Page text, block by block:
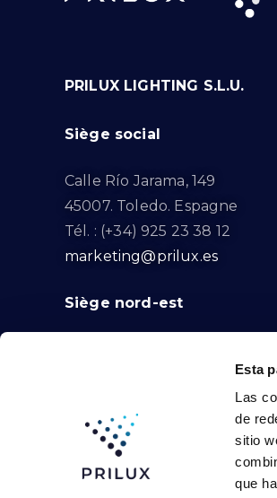
Esta
Las
de
sitio
que
PRILUX LIGHTING S.L.U.
Siège social
Calle Río Jarama, 149
45007. Toledo. Espagne
Tél. : (+34) 925 23 38 12
marketing@prilux.es
Siège nord-est
08791. Sant Llorenç
Tél. : (+34) 93 719 23 29
marketing@prilux.es